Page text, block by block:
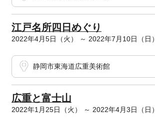
江戸名所四日めぐり
2022年4月5日（火） ～ 2022年7月10日（日）
静岡市東海道広重美術館
広重と富士山
2022年1月25日（火） ～ 2022年4月3日（日）